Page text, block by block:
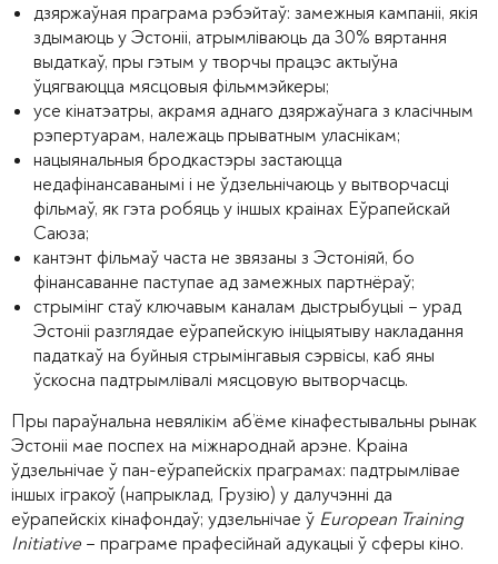
дзяржаўная праграма рэбэйтаў: замежныя кампаніі, якія
здымаюць у Эстоніі, атрымліваюць да 30% вяртання
выдаткаў, пры гэтым у творчы працэс актыўна
ўцягваюцца мясцовыя фільммэйкеры;
усе кінатэатры, акрамя аднаго дзяржаўнага з класічным
рэпертуарам, належаць прыватным уласнікам;
нацыянальныя бродкастэры застаюцца
недафінансаванымі і не ўдзельнічаюць у вытворчасці
фільмаў, як гэта робяць у іншых краінах Еўрапейскай
Саюза;
кантэнт фільмаў часта не звязаны з Эстоніяй, бо
фінансаванне паступае ад замежных партнёраў;
стрымінг стаў ключавым каналам дыстрыбуцыі – урад
Эстоніі разглядае еўрапейскую ініцыятыву накладання
падаткаў на буйныя стрымінгавыя сэрвісы, каб яны
ўскосна падтрымлівалі мясцовую вытворчасць.
Пры параўнальна невялікім аб’ёме кінафестывальны рынак
Эстоніі мае поспех на міжнароднай арэне. Краіна
ўдзельнічае ў пан-еўрапейскіх праграмах: падтрымлівае
іншых ігракоў (напрыклад, Грузію) у далучэнні да
еўрапейскіх кінафондаў; удзельнічае ў European Training
Initiative – праграме прафесійнай адукацыі ў сферы кіно.